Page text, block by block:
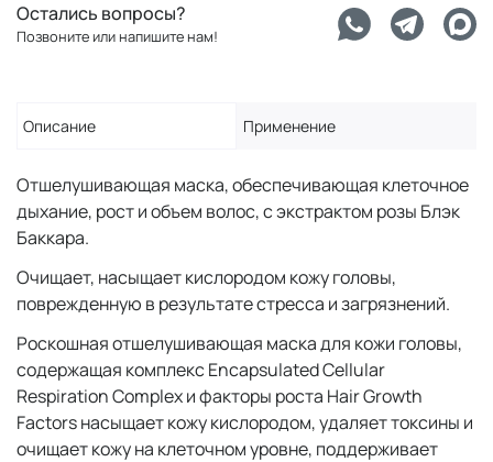
Остались вопросы?
Позвоните или напишите нам!
Описание Применение
Отшелушивающая маска, обеспечивающая клеточное
дыхание, рост и объем волос, с экстрактом розы Блэк
Баккара.
Очищает, насыщает кислородом кожу головы,
поврежденную в результате стресса и загрязнений.
Роскошная отшелушивающая маска для кожи головы,
содержащая комплекс Encapsulated Cellular
Respiration Complex и факторы роста Hair Growth
Factors насыщает кожу кислородом, удаляет токсины и
очищает кожу на клеточном уровне, поддерживает